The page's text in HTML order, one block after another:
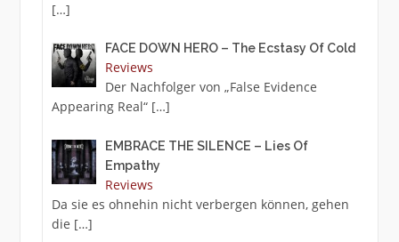
[…]
FACE DOWN HERO – The Ecstasy Of Cold
Reviews
Der Nachfolger von „False Evidence
Appearing Real“ […]
EMBRACE THE SILENCE – Lies Of
Empathy
Reviews
Da sie es ohnehin nicht verbergen können, gehen
die […]